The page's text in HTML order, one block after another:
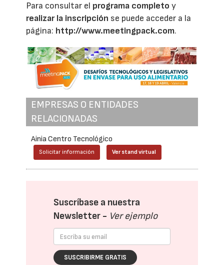
Para consultar el programa completo y
realizar la inscripción se puede acceder a la
página: http://www.meetingpack.com.
EMPRESAS O ENTIDADES
RELACIONADAS
Ainia Centro Tecnológico
Solicitar información Ver stand virtual
Suscríbase a nuestra
Newsletter - Ver ejemplo
SUSCRIBIRME GRATIS